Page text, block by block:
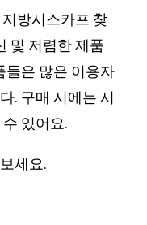
방시스카프 찾
및 저렴한 제품
들은 많은 이용자
. 구매 시에는 시
있어요.
세요.